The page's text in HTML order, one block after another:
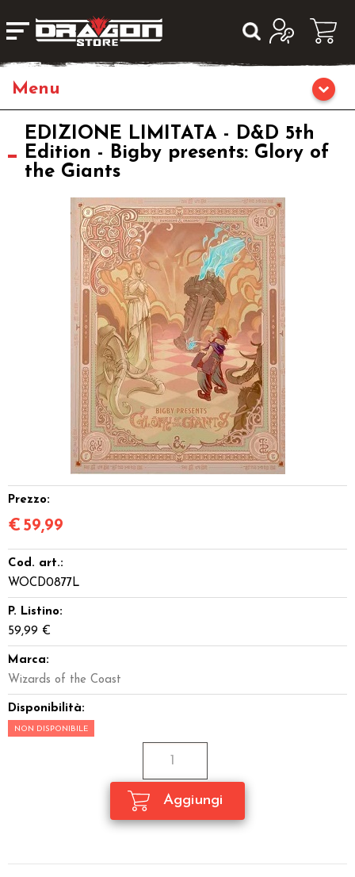
Home
Giochi da Tavolo
Librigame
Giochi di Carte Collezionabili
Giocattoli e Gadget
Offerte del Dragone
EDIZIONE LIMITATA - D&D 5th
Edition - Bigby presents: Glory of
the Giants
Prezzo:
€ 59,99
Cod. art.:
WOCD0877L
P. Listino:
59,99 €
Marca:
Wizards of the Coast
Disponibilità:
NON DISPONIBILE